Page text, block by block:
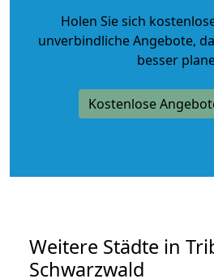
Holen Sie sich
unverbindliche Angebote,
besser
Kostenlose
Weitere Städte in
Schwarzwald